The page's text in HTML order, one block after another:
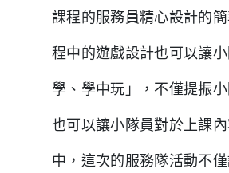
課程的服務員精心設計的
程中的遊戲設計也可以讓
學、學中玩」，不僅提振
也可以讓小隊員對於上課
中，這次的服務隊活動不